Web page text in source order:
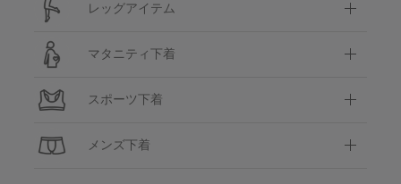
レッグアイテム
マタニティ下着
スポーツ下着
メンズ下着